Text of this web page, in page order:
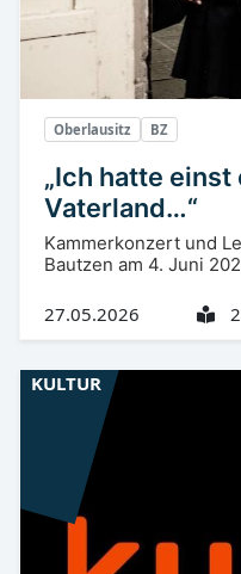
Oberlausitz BZ
„Ich hatte einst
Vaterland…“
Kammerkonzert und
Bautzen am 4. Juni
27.05.2026
KULTUR